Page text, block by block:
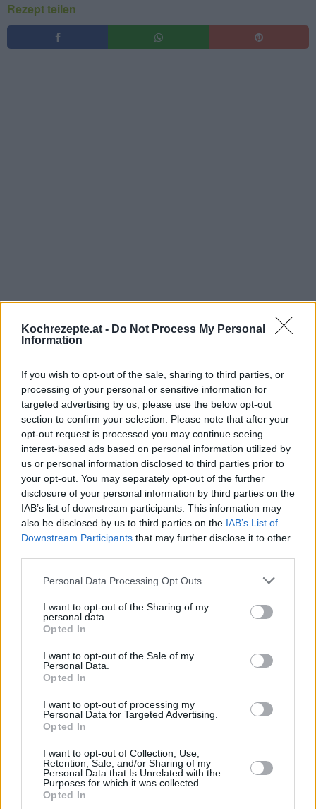
Kochrezepte.at - Do Not Process My Personal
Information
If you wish to opt-out of the sale, sharing to third parties, or
processing of your personal or sensitive information for
targeted advertising by us, please use the below opt-out
section to confirm your selection. Please note that after your
opt-out request is processed you may continue seeing
interest-based ads based on personal information utilized by
us or personal information disclosed to third parties prior to
your opt-out. You may separately opt-out of the further
disclosure of your personal information by third parties on the
IAB’s list of downstream participants. This information may
also be disclosed by us to third parties on the IAB’s List of
Downstream Participants that may further disclose it to other
Personal Data Processing Opt Outs
I want to opt-out of the Sharing of my
personal data.
Opted In
I want to opt-out of the Sale of my
Personal Data.
Opted In
I want to opt-out of processing my
Personal Data for Targeted Advertising.
Opted In
I want to opt-out of Collection, Use,
Retention, Sale, and/or Sharing of my
Personal Data that Is Unrelated with the
Purposes for which it was collected.
Opted In
Rezept teilen
Interessante Rezeptsammlungen
Braten Rezepte/ Deutsche Rezepte/ Fleisch Rezepte/
Hauptspeisen Rezepte
Hausmannskost Rezepte
Rezepte / Zwiebel Rezepte/ Karotten Rezepte
Ähnliche Rezepte
Gebratene Hochrippe
Leicht
Filet mignon mit Pfeffersoße
Rinderzunge richtig kochen
Leicht